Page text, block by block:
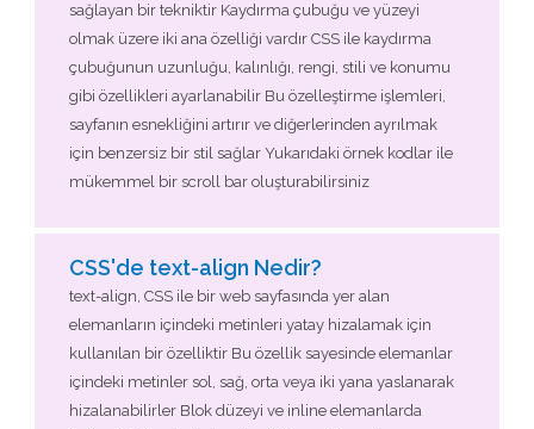
sağlayan bir tekniktir Kaydırma çubuğu ve yüzeyi
olmak üzere iki ana özelliği vardır CSS ile kaydırma
çubuğunun uzunluğu, kalınlığı, rengi, stili ve konumu
gibi özellikleri ayarlanabilir Bu özelleştirme işlemleri,
sayfanın esnekliğini artırır ve diğerlerinden ayrılmak
için benzersiz bir stil sağlar Yukarıdaki örnek kodlar ile
mükemmel bir scroll bar oluşturabilirsiniz
CSS'de text-align Nedir?
text-align, CSS ile bir web sayfasında yer alan
elemanların içindeki metinleri yatay hizalamak için
kullanılan bir özelliktir Bu özellik sayesinde elemanlar
içindeki metinler sol, sağ, orta veya iki yana yaslanarak
hizalanabilirler Blok düzeyi ve inline elemanlarda